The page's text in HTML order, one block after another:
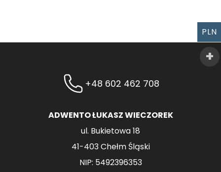
+48 602 462 708
ADWENTO ŁUKASZ WIECZOREK
ul. Bukietowa 18
41-403 Chełm Śląski
NIP: 5492396353
PLN